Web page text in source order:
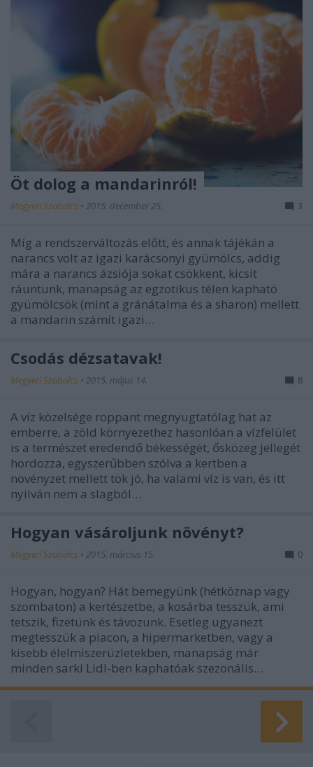
Öt dolog a mandarinról!
Megyeri Szabolcs • 2015. december 25. 3
Míg a rendszerváltozás előtt, és annak tájékán a
narancs volt az igazi karácsonyi gyümölcs, addig
mára a narancs ázsiója sokat csökkent, kicsit
ráuntunk, manapság az egzotikus télen kapható
gyümölcsök (mint a gránátalma és a sharon) mellett
a mandarin számít igazi…
Csodás dézsatavak!
Megyeri Szabolcs • 2015. május 14. 8
A víz közelsége roppant megnyugtatólag hat az
emberre, a zöld környezethez hasonlóan a vízfelület
is a természet eredendő békességét, ősközeg jellegét
hordozza, egyszerűbben szólva a kertben a
növényzet mellett tök jó, ha valami víz is van, és itt
nyilván nem a slagból…
Hogyan vásároljunk növényt?
Megyeri Szabolcs • 2015. március 15. 0
Hogyan, hogyan? Hát bemegyünk (hétköznap vagy
szombaton) a kertészetbe, a kosárba tesszük, ami
tetszik, fizetünk és távozunk. Esetleg ugyanezt
megtesszük a piacon, a hipermarketben, vagy a
kisebb élelmiszerüzletekben, manapság már
minden sarki Lidl-ben kaphatóak szezonális…